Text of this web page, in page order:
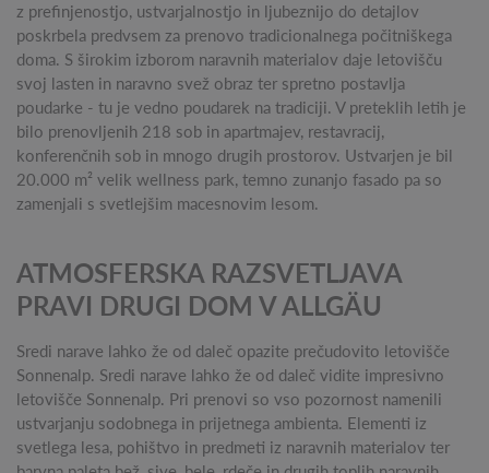
z prefinjenostjo, ustvarjalnostjo in ljubeznijo do detajlov
poskrbela predvsem za prenovo tradicionalnega počitniškega
doma. S širokim izborom naravnih materialov daje letovišču
svoj lasten in naravno svež obraz ter spretno postavlja
poudarke - tu je vedno poudarek na tradiciji. V preteklih letih je
bilo prenovljenih 218 sob in apartmajev, restavracij,
konferenčnih sob in mnogo drugih prostorov. Ustvarjen je bil
20.000 m² velik wellness park, temno zunanjo fasado pa so
zamenjali s svetlejšim macesnovim lesom.
ATMOSFERSKA RAZSVETLJAVA
PRAVI DRUGI DOM V ALLGÄU
Sredi narave lahko že od daleč opazite prečudovito letovišče
Sonnenalp. Sredi narave lahko že od daleč vidite impresivno
letovišče Sonnenalp. Pri prenovi so vso pozornost namenili
ustvarjanju sodobnega in prijetnega ambienta. Elementi iz
svetlega lesa, pohištvo in predmeti iz naravnih materialov ter